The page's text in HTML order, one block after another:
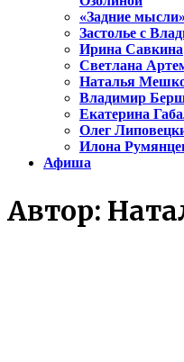
«Задние
Застолье с
Ирина Савкина
Светлана
Наталья
Владимир
Екатерина
Олег
Илона
Афиша
Автор: